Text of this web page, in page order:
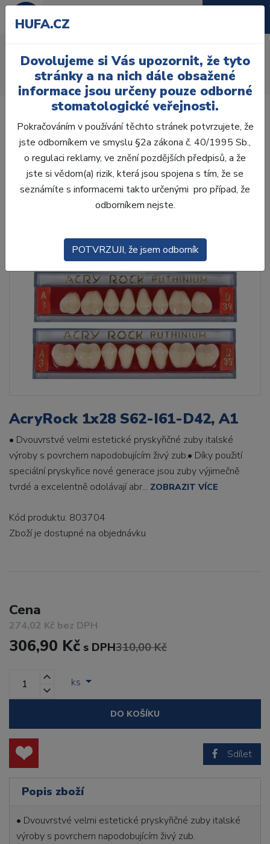
Úvod Zuby
AcryRock
AcryRock 1x28 S62-I61-D42, A1
AcryRock 1x28 S62-I61-D42, A1
• Dvouvrstvé velmi estetické pryskyřičné zuby italské
výroby s povrchem napodobujícím živý zub.• Díky použití
speciální pryskyřice nové generace jsou zuby výjimečně
tvrdé a excelentně odolávají abr... ZOBRAZIT VÍCE
Kód produktu: 803704
Zboží je dostupné na objednávku
Cena
274,02 Kč bez DPH
306,90 Kč s DPH310,00 Kč
ks
DO KOŠÍKU
Sdílet
Popis zboží
• Dvouvrstvé velmi estetické pryskyřičné zuby italské
výroby s povrchem napodobujícím živý zub.
HUFA.CZ
Dovolujeme si Vás upozornit, že tyto
stránky a na nich dále obsažené
informace jsou určeny pouze odborné
stomatologické veřejnosti.
Pokračováním v používání těchto stránek potvrzujete, že
jste odborníkem ve smyslu §2a zákona č. 40/1995 Sb.,
o regulaci reklamy, ve znění pozdějších předpisů, a že
jste si vědom(a) rizik, která jsou spojena s tím, že se
seznámíte s informacemi takto určenými pro případ, že
odborníkem nejste.
POTVRZUJI, že jsem odborník